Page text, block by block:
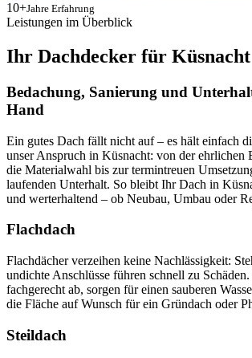
10+Jahre Erfahrung
Leistungen im Überblick
Ihr Dachdecker für Küsnacht
Bedachung, Sanierung und
Hand
Ein gutes Dach fällt nicht auf – es hält einfach
unser Anspruch in Küsnacht: von der ehrlichen
die Materialwahl bis zur termintreuen
laufenden Unterhalt. So bleibt Ihr Dach in
und werterhaltend – ob Neubau, Umbau oder
Flachdach
Flachdächer verzeihen keine Nachlässigkeit:
undichte Anschlüsse führen schnell zu
fachgerecht ab, sorgen für einen sauberen
die Fläche auf Wunsch für ein Gründach oder
Steildach